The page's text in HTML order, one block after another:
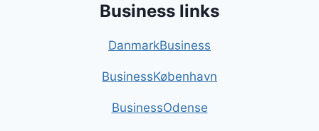
Business links
DanmarkBusiness
BusinessKøbenhavn
BusinessOdense